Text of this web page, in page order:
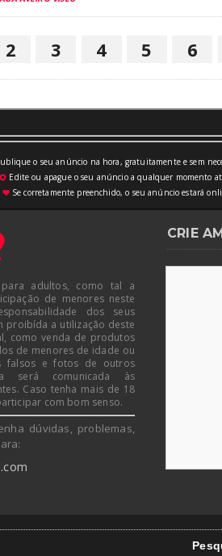
2 3 4 5 6
o seu anúncio na hora, gratuitamente e sem
⚙ Edite ou apague o seu anúncio a qualquer momento
♥Se corretamente preenchido, o seu anúncio estará
adultos, como tal a
de menores neste
dos seus
proibída a utilização deste
como venda de produtos
de menores de idade ou
falsos e fotos de outros
será comunicada às
Caso tenha mais de 18
com bom senso.
dúvidas, problemas,
CRIE